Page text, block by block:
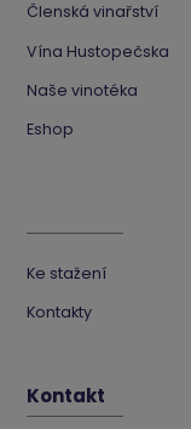
Členská vinařství
Vína Hustopečska
Naše vinotéka
Eshop
Ke stažení
Kontakty
Kontakt